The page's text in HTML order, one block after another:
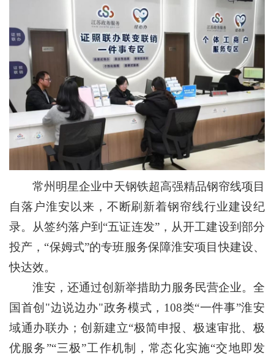
常州明星企业中天钢铁超高强精品钢帘线项目
自落户淮安以来，不断刷新着钢帘线行业建设纪
录。从签约落户到“五证连发”，从开工建设到部分
投产，“保姆式”的专班服务保障淮安项目快建设、
快达效。
淮安，还通过创新举措助力服务民营企业。全
国首创"边说边办"政务模式，108类“一件事”淮安
域通办联办；创新建立“极简申报、极速审批、极
优服务”“三极”工作机制，常态化实施“交地即发